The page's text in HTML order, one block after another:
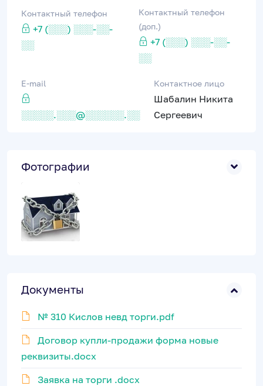
Контактный телефон
+7 (░░░) ░░░-░░-
░░
Контактный телефон
(доп.)
+7 (░░░) ░░░-░░-
░░
E-mail
░░░░░.░░░@░░░░░░.░░
Контактное лицо
Шабалин Никита
Сергеевич
Фотографии
Документы
№ 310 Кислов невд торги.pdf
Договор купли-продажи форма новые
реквизиты.docx
Заявка на торги .docx